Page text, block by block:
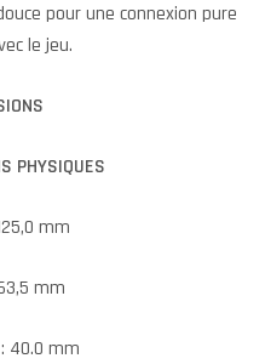
pour une connexion pure
le jeu.
PHYSIQUES
mm
mm
40.0 mm